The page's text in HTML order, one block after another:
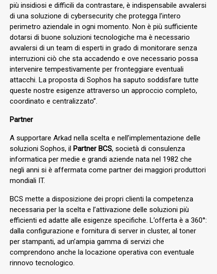
più insidiosi e difficili da contrastare, è indispensabile avvalersi
di una soluzione di cybersecurity che protegga l’intero
perimetro aziendale in ogni momento. Non è più sufficiente
dotarsi di buone soluzioni tecnologiche ma è necessario
avvalersi di un team di esperti in grado di monitorare senza
interruzioni ciò che sta accadendo e ove necessario possa
intervenire tempestivamente per fronteggiare eventuali
attacchi. La proposta di Sophos ha saputo soddisfare tutte
queste nostre esigenze attraverso un approccio completo,
coordinato e centralizzato”.
Partner
A supportare Arkad nella scelta e nell’implementazione delle
soluzioni Sophos, il Partner BCS, società di consulenza
informatica per medie e grandi aziende nata nel 1982 che
negli anni si è affermata come partner dei maggiori produttori
mondiali IT.
BCS mette a disposizione dei propri clienti la competenza
necessaria per la scelta e l’attivazione delle soluzioni più
efficienti ed adatte alle esigenze specifiche. L’offerta è a 360°:
dalla configurazione e fornitura di server in cluster, al toner
per stampanti, ad un’ampia gamma di servizi che
comprendono anche la locazione operativa con eventuale
rinnovo tecnologico.